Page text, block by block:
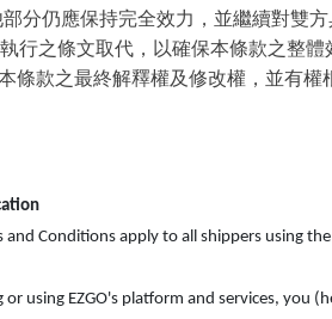
分仍應保持完全效力，並繼續對雙
行之條文取代，以確保本條款之整體
條款之最終解釋權及修改權，並有
and Conditions apply to all shippers using
or using EZGO's platform and services,